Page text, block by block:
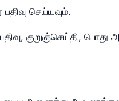
செய்யவும்.
குறுஞ்செய்தி, பொது